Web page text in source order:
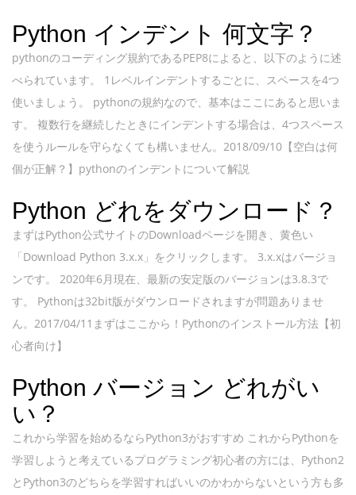
Python インデント 何文字？
pythonのコーディング規約であるPEP8によると、以下のように述
べられています。 1レベルインデントするごとに、スペースを4つ
使いましょう。 pythonの規約なので、基本はここにあると思いま
す。 複数行を継続したときにインデントする場合は、4つスペース
を使うルールを守らなくても構いません。2018/09/10【空白は何
個が正解？】pythonのインデントについて解説
Python どれをダウンロード？
まずはPython公式サイトのDownloadページを開き、黄色い
「Download Python 3.x.x」をクリックします。 3.x.xはバージョ
ンです。 2020年6月現在、最新の安定版のバージョンは3.8.3で
す。 Pythonは32bit版がダウンロードされますが問題ありませ
ん。2017/04/11まずはここから！Pythonのインストール方法【初
心者向け】
Python バージョン どれがい
い？
これから学習を始めるならPython3がおすすめ これからPythonを
学習しようと考えているプログラミング初心者の方には、Python2
とPython3のどちらを学習すればいいのかわからないという方も多